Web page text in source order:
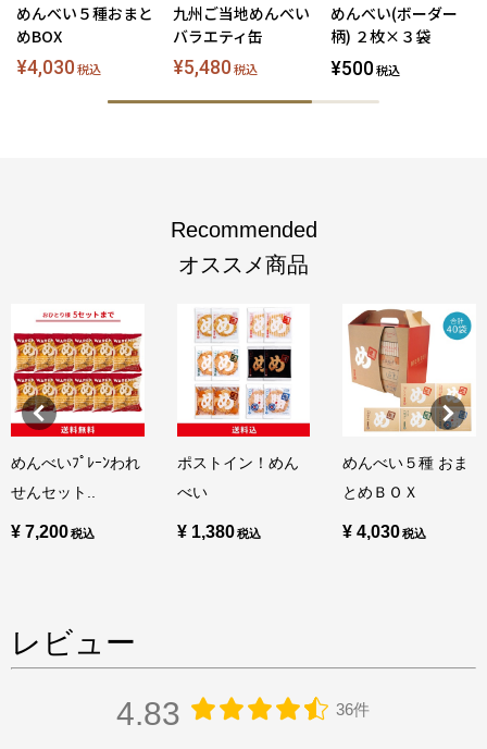
めんべい５種おまと
めBOX
¥4,030 税込
九州ご当地めんべい
バラエティ缶
¥5,480 税込
めんべい(ボーダー
柄) ２枚×３袋
¥500 税込
Recommended
オススメ商品
めんべいﾌﾟﾚｰﾝわれ
せんセット..
¥ 7,200
ポストイン！めん
べい
¥ 1,380
めんべい５種 おま
とめＢＯＸ
¥ 4,030
レビュー
4.83 36件